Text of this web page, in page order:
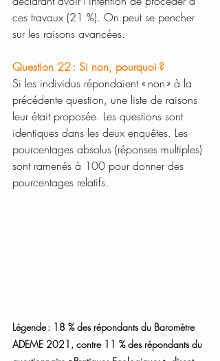
ces travaux (21 %). On peut se pencher
sur les raisons avancées.
Question 22 : Si non, pourquoi ?
Si les individus répondaient « non » à la
précédente question, une liste de raisons
leur était proposée. Les questions sont
identiques dans les deux enquêtes. Les
pourcentages absolus (réponses multiples)
sont ramenés à 100 pour donner des
pourcentages relatifs.
Légende : 18 % des répondants du Baromètre
ADEME 2021, contre 11 % des répondants du